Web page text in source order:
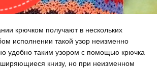
крючком получают в нескольких
исполнении такой узор неизменно
удобно таким узором с помощью крючка
книзу, но при неизменном